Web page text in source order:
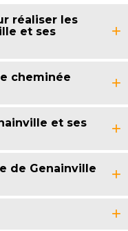
réaliser les
et ses
cheminée
et ses
de Genainville